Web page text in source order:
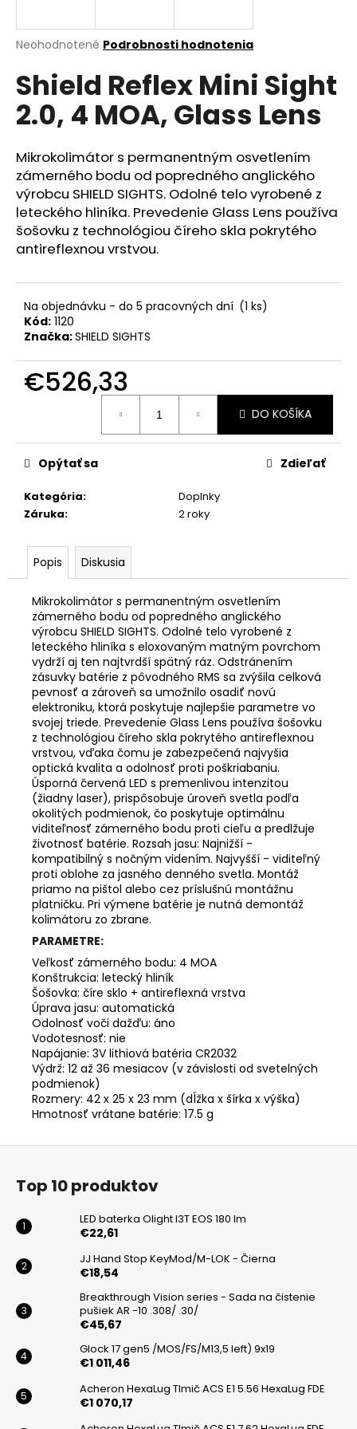
Priemerné
produktu
je
0,0
z
hviezdičiek.
Neohodnotené Podrobnosti hodnotenia
Shield Reflex Mini Sight
2.0, 4 MOA, Glass Lens
Mikrokolimátor s permanentným osvetlením
zámerného bodu od popredného anglického
výrobcu SHIELD SIGHTS. Odolné telo vyrobené z
leteckého hliníka. Prevedenie Glass Lens používa
šošovku z technológiou číreho skla pokrytého
antireflexnou vrstvou.
Na objednávku - do 5 pracovných dní (1 ks)
Kód: 1120
Značka:SHIELD SIGHTS
€526,33
DO KOŠÍKA
Kategória:
Doplnky
Záruka: 2 roky
Opýtať sa Zdieľať
Popis Diskusia
Mikrokolimátor s permanentným osvetlením
zámerného bodu od popredného anglického
výrobcu SHIELD SIGHTS. Odolné telo vyrobené z
leteckého hliníka s eloxovaným matným povrchom
vydrží aj ten najtvrdší spätný ráz. Odstránením
zásuvky batérie z pôvodného RMS sa zvýšila celková
pevnosť a zároveň sa umožnilo osadiť novú
elektroniku, ktorá poskytuje najlepšie parametre vo
svojej triede. Prevedenie Glass Lens používa šošovku
z technológiou číreho skla pokrytého antireflexnou
vrstvou, vďaka čomu je zabezpečená najvyšia
optická kvalita a odolnosť proti poškriabaniu.
Úsporná červená LED s premenlivou intenzitou
(žiadny laser), prispôsobuje úroveň svetla podľa
okolitých podmienok, čo poskytuje optimálnu
viditeľnosť zámerného bodu proti cieľu a predlžuje
životnosť batérie. Rozsah jasu: Najnižší -
kompatibilný s nočným videním. Najvyšší - viditeľný
proti oblohe za jasného denného svetla. Montáž
priamo na pištol alebo cez príslušnú montážnu
platničku. Pri výmene batérie je nutná demontáž
kolimátoru zo zbrane.
PARAMETRE:
Veľkosť zámerného bodu: 4 MOA
Konštrukcia: letecký hliník
Šošovka: číre sklo + antireflexná vrstva
Úprava jasu: automatická
Odolnosť voči dažďu: áno
Vodotesnosť: nie
Napájanie: 3V lithiová batéria CR2032
Výdrž: 12 až 36 mesiacov (v závislosti od svetelných
podmienok)
Rozmery: 42 x 25 x 23 mm (dĺžka x šírka x výška)
Hmotnosť vrátane batérie: 17.5 g
j
ť
?
HĽADAŤ
O
p
o
ú
č
a
m
GLOCK
17
/MOS/FS/M13,5
LEFT)
€1
011,46
Z
Top 10 produktov
LED baterka Olight I3T EOS 180 lm
€22,61
JJ Hand Stop KeyMod/M-LOK - Čierna
€18,54
Breakthrough Vision series - Sada na čistenie
pušiek AR -10 .308/ .30/
€45,67
Glock 17 gen5 /MOS/FS/M13,5 left) 9x19
€1 011,46
Acheron HexaLug Tlmič ACS E1 5.56 HexaLug FDE
€1 070,17